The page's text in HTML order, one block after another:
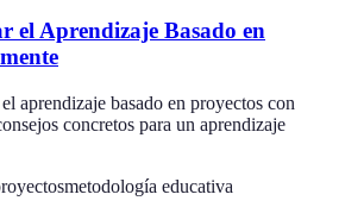
el Aprendizaje Basado en
aprendizaje basado en proyectos con
concretos para un aprendizaje
metodología educativa